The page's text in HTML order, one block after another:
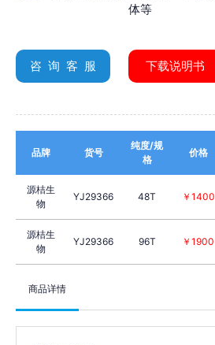
体等
咨 询 客 服 下载说明书
品牌 货号
纯度/规
格
价格
源桔生
物
YJ29366 48T ￥1400
源桔生
物
YJ29366 96T ￥1900
商品详情